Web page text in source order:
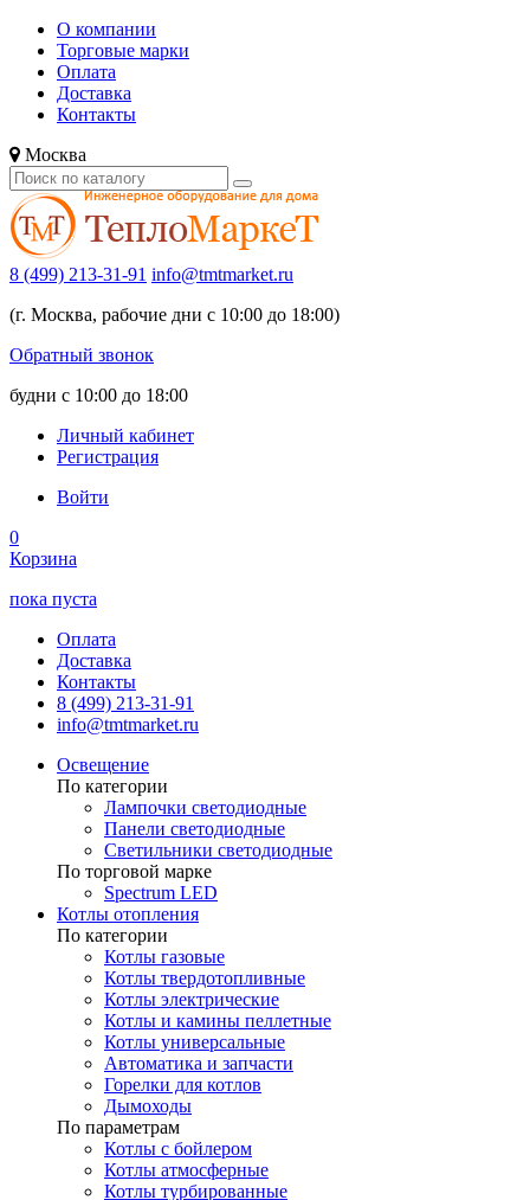
О компании
Торговые марки
Оплата
Доставка
Контакты
Москва
8 (499) 213-31-91 info@tmtmarket.ru
(г. Москва, рабочие дни с 10:00 до 18:00)
Обратный звонок
будни с 10:00 до 18:00
Личный кабинет
Регистрация
Войти
0
Корзина
пока пуста
Оплата
Доставка
Контакты
8 (499) 213-31-91
info@tmtmarket.ru
Освещение
По категории
Лампочки светодиодные
Панели светодиодные
Светильники светодиодные
По торговой марке
Spectrum LED
Котлы отопления
По категории
Котлы газовые
Котлы твердотопливные
Котлы электрические
Котлы и камины пеллетные
Котлы универсальные
Автоматика и запчасти
Горелки для котлов
Дымоходы
По параметрам
Котлы с бойлером
Котлы атмосферные
Котлы турбированные